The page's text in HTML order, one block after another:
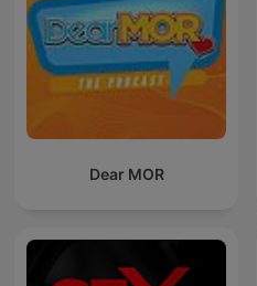
Dear MOR